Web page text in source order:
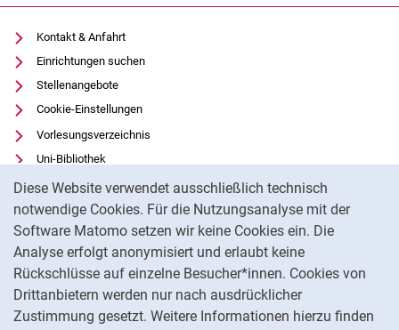
Diese Website verwendet ausschließlich technisch
notwendige Cookies. Für die Nutzungsanalyse mit der
Software Matomo setzen wir keine Cookies ein. Die
Analyse erfolgt anonymisiert und erlaubt keine
Rückschlüsse auf einzelne Besucher*innen. Cookies von
Drittanbietern werden nur nach ausdrücklicher
Zustimmung gesetzt. Weitere Informationen hierzu finden
Kontakt & Anfahrt
Einrichtungen suchen
Stellenangebote
Cookie-Einstellungen
Vorlesungsverzeichnis
Uni-Bibliothek
Moodle
Panopto
Datenschutz
Barrierefreiheit
Transparenter KI-Einsatz